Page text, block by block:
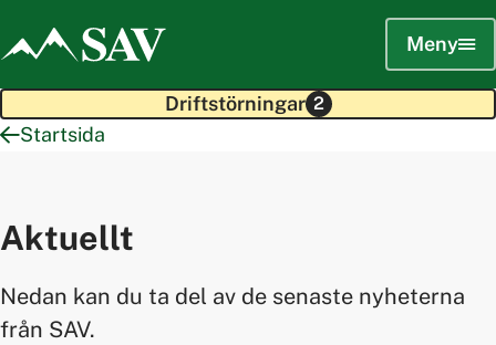
Meny
Driftstörningar 2
Startsida
Aktuellt
Nedan kan du ta del av de senaste nyheterna
från SAV.